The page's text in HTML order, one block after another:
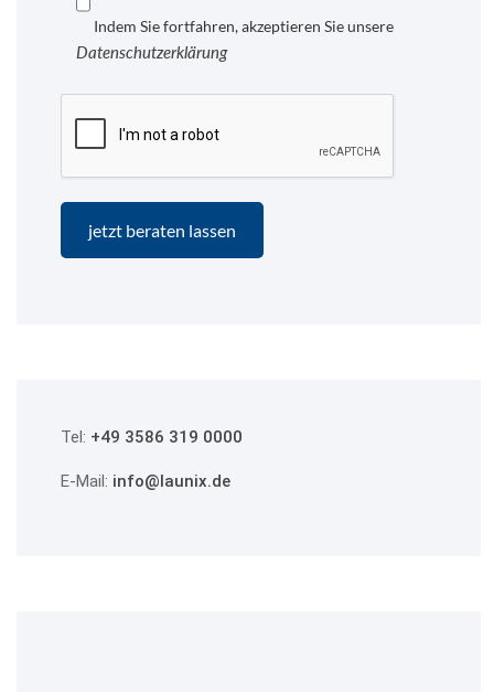
Indem Sie fortfahren, akzeptieren Sie unsere
Datenschutzerklärung
Tel: +49 3586 319 0000
E-Mail: info@launix.de